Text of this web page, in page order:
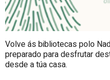
Volve ás bibliotecas polo
preparado para desfrutar
desde a túa casa.